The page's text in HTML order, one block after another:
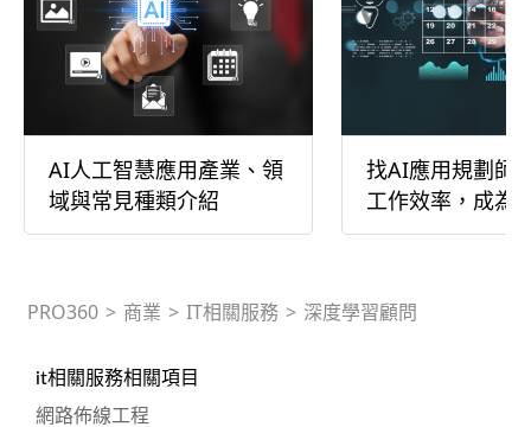
AI人工智慧應用產業、領
域與常見種類介紹
找AI應用規劃師
工作效率，成為
助手
PRO360 > 商業 > IT相關服務 > 深度學習顧問
it相關服務相關項目
網路佈線工程